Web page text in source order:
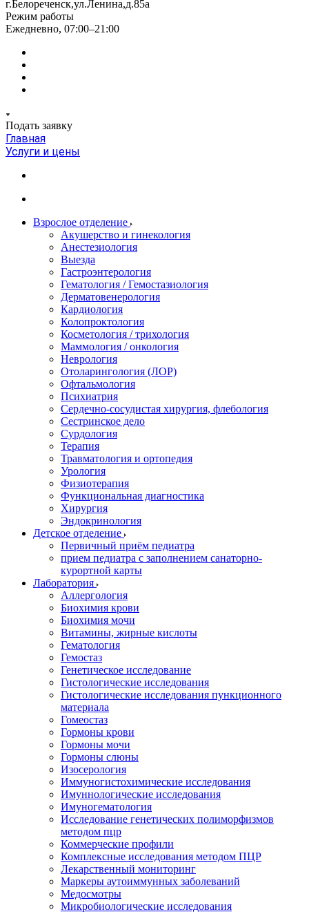
г.Белореченск,ул.Ленина,д.85а
Режим работы
Ежедневно, 07:00–21:00
Подать заявку
Главная
Услуги и цены
Взрослое отделение
Акушерство и гинекология
Анестезиология
Выезда
Гастроэнтерология
Гематология / Гемостазиология
Дерматовенерология
Кардиология
Колопроктология
Косметология / трихология
Маммология / онкология
Неврология
Отоларингология (ЛОР)
Офтальмология
Психиатрия
Сердечно-сосудистая хирургия, флебология
Сестринское дело
Сурдология
Терапия
Травматология и ортопедия
Урология
Физиотерапия
Функциональная диагностика
Хирургия
Эндокринология
Детское отделение
Первичный приём педиатра
прием педиатра с заполнением санаторно-
курортной карты
Лаборатория
Аллергология
Биохимия крови
Биохимия мочи
Витамины, жирные кислоты
Гематология
Гемостаз
Генетическое исследование
Гистологические исследования
Гистологические исследования пункционного
материала
Гомеостаз
Гормоны крови
Гормоны мочи
Гормоны слюны
Изосерология
Иммуногистохимические исследования
Имуннологические исследования
Имуногематология
Исследование генетических полиморфизмов
методом пцр
Коммерческие профили
Комплексные исследования методом ПЦР
Лекарственный мониторинг
Маркеры аутоиммунных заболеваний
Медосмотры
Микробиологические исследования